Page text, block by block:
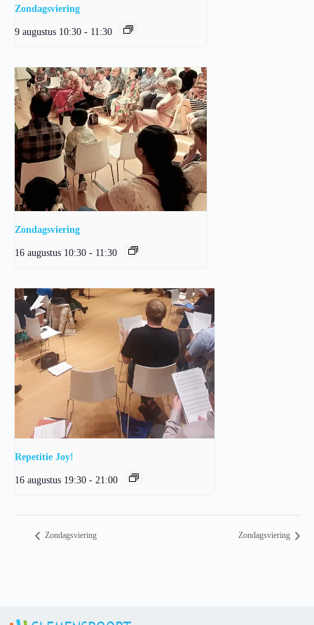
Zondagsviering
9 augustus 10:30 - 11:30
Zondagsviering
16 augustus 10:30 - 11:30
Repetitie Joy!
16 augustus 19:30 - 21:00
Zondagsviering Zondagsviering